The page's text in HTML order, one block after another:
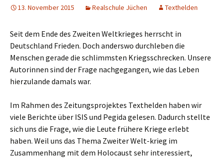
13. November 2015 Realschule Jüchen Texthelden
Seit dem Ende des Zweiten Weltkrieges herrscht in
Deutschland Frieden. Doch anderswo durchleben die
Menschen gerade die schlimmsten Kriegsschrecken. Unsere
Autorinnen sind der Frage nachgegangen, wie das Leben
hierzulande damals war.
Im Rahmen des Zeitungsprojektes Texthelden haben wir
viele Berichte über ISIS und Pegida gelesen. Dadurch stellte
sich uns die Frage, wie die Leute frühere Kriege erlebt
haben. Weil uns das Thema Zweiter Welt-krieg im
Zusammenhang mit dem Holocaust sehr interessiert,